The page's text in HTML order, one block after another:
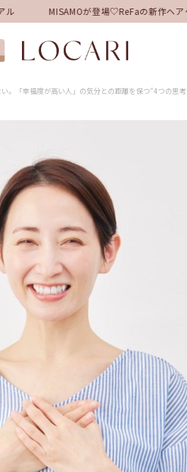
MISAMOが登場♡ReFaの新作ヘア
。「幸福度が高い人」の気分との距離を保つ“4つの思考